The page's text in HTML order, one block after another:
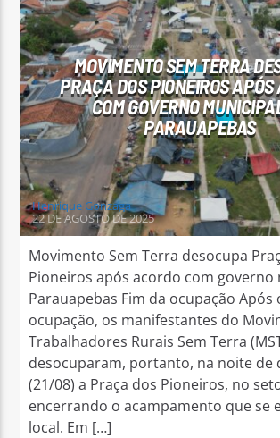
Arara Azul FM
MOVIMENTO SEM TERRA
PRAÇA DOS PIONEIROS APÓS
COM GOVERNO
PARAUAPEBAS
Henrique Gonzaga
22 DE AGOSTO DE 2025
Movimento Sem Terra desocupa
Pioneiros após acordo com governo
Parauapebas Fim da ocupação Após
ocupação, os manifestantes do
Trabalhadores Rurais Sem Terra
desocuparam, portanto, na noite de
(21/08) a Praça dos Pioneiros, no
encerrando o acampamento que se
local. Em […]